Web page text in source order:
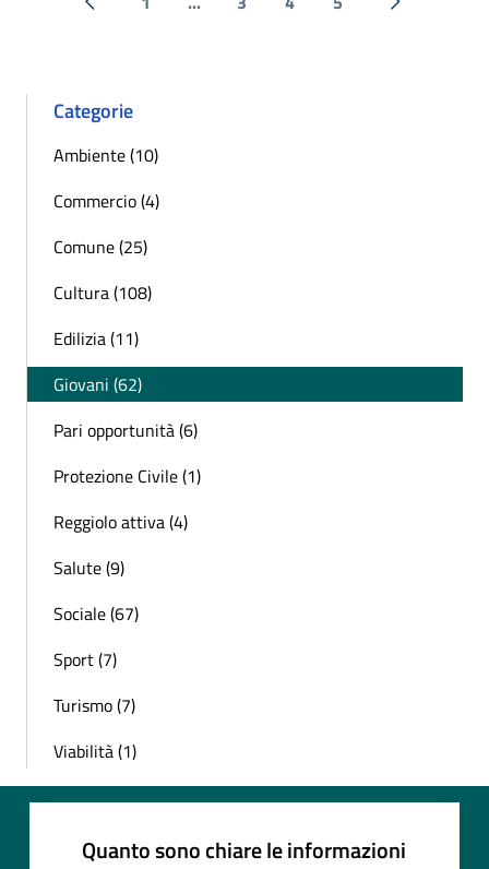
« Precedente Successiva
Categorie
Ambiente (10)
Commercio (4)
Comune (25)
Cultura (108)
Edilizia (11)
Giovani (62)
Pari opportunità (6)
Protezione Civile (1)
Reggiolo attiva (4)
Salute (9)
Sociale (67)
Sport (7)
Turismo (7)
Viabilità (1)
Quanto sono chiare le informazioni